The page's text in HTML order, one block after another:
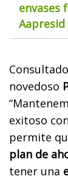
envases
Aapresid
novedoso
exitoso
permite
plan de
tener una